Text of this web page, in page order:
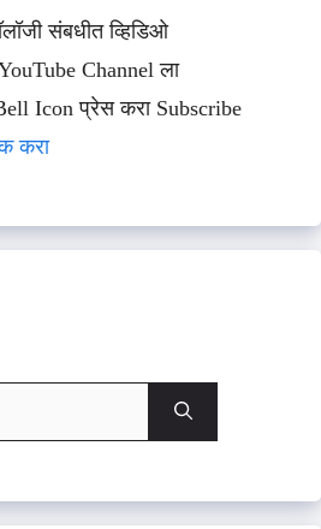
संबधीत व्हिडिओ
Channel ला
Icon प्रेस करा Subscribe
करा